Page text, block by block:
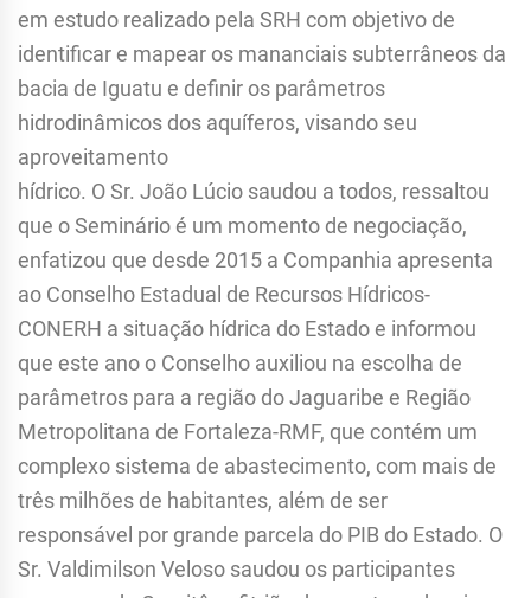
em estudo realizado pela SRH com objetivo de
identificar e mapear os mananciais subterrâneos da
bacia de Iguatu e definir os parâmetros
hidrodinâmicos dos aquíferos, visando seu
aproveitamento
hídrico. O Sr. João Lúcio saudou a todos, ressaltou
que o Seminário é um momento de negociação,
enfatizou que desde 2015 a Companhia apresenta
ao Conselho Estadual de Recursos Hídricos-
CONERH a situação hídrica do Estado e informou
que este ano o Conselho auxiliou na escolha de
parâmetros para a região do Jaguaribe e Região
Metropolitana de Fortaleza-RMF, que contém um
complexo sistema de abastecimento, com mais de
três milhões de habitantes, além de ser
responsável por grande parcela do PIB do Estado. O
Sr. Valdimilson Veloso saudou os participantes